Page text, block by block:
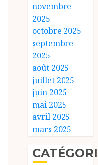
novembre
2025
octobre 2025
septembre
2025
août 2025
juillet 2025
juin 2025
mai 2025
avril 2025
mars 2025